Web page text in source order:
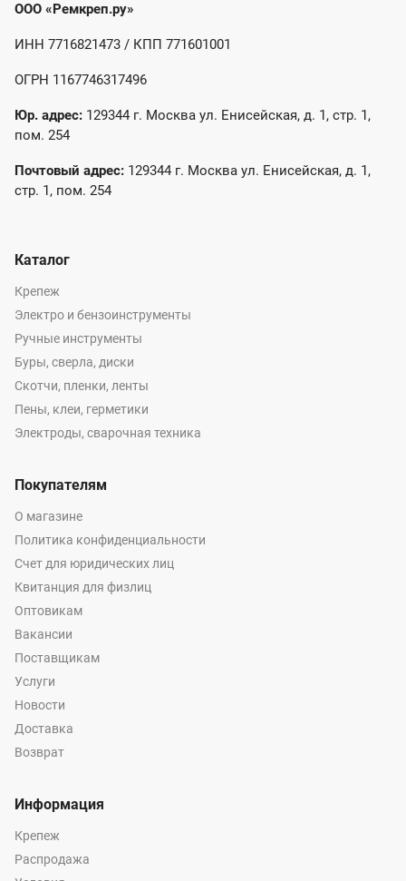
ООО «Ремкреп.ру»
ИНН 7716821473 / КПП 771601001
ОГРН 1167746317496
Юр. адрес: 129344 г. Москва ул. Енисейская, д. 1, стр. 1,
пом. 254
Почтовый адрес: 129344 г. Москва ул. Енисейская, д. 1,
стр. 1, пом. 254
Каталог
Крепеж
Электро и бензоинструменты
Ручные инструменты
Буры, сверла, диски
Скотчи, пленки, ленты
Пены, клеи, герметики
Электроды, сварочная техника
Покупателям
О магазине
Политика конфиденциальности
Счет для юридических лиц
Квитанция для физлиц
Оптовикам
Вакансии
Поставщикам
Услуги
Новости
Доставка
Возврат
Информация
Крепеж
Распродажа